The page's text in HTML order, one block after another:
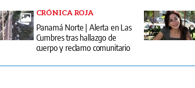
CRÓNICA ROJA
Panamá Norte | Alerta en Las
Cumbres tras hallazgo de
cuerpo y reclamo comunitario